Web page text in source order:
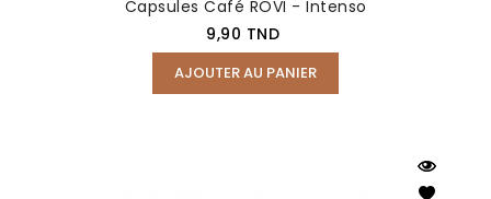
Capsules Café ROVI - Intenso
Prix
9,90 TND
AJOUTER AU PANIER